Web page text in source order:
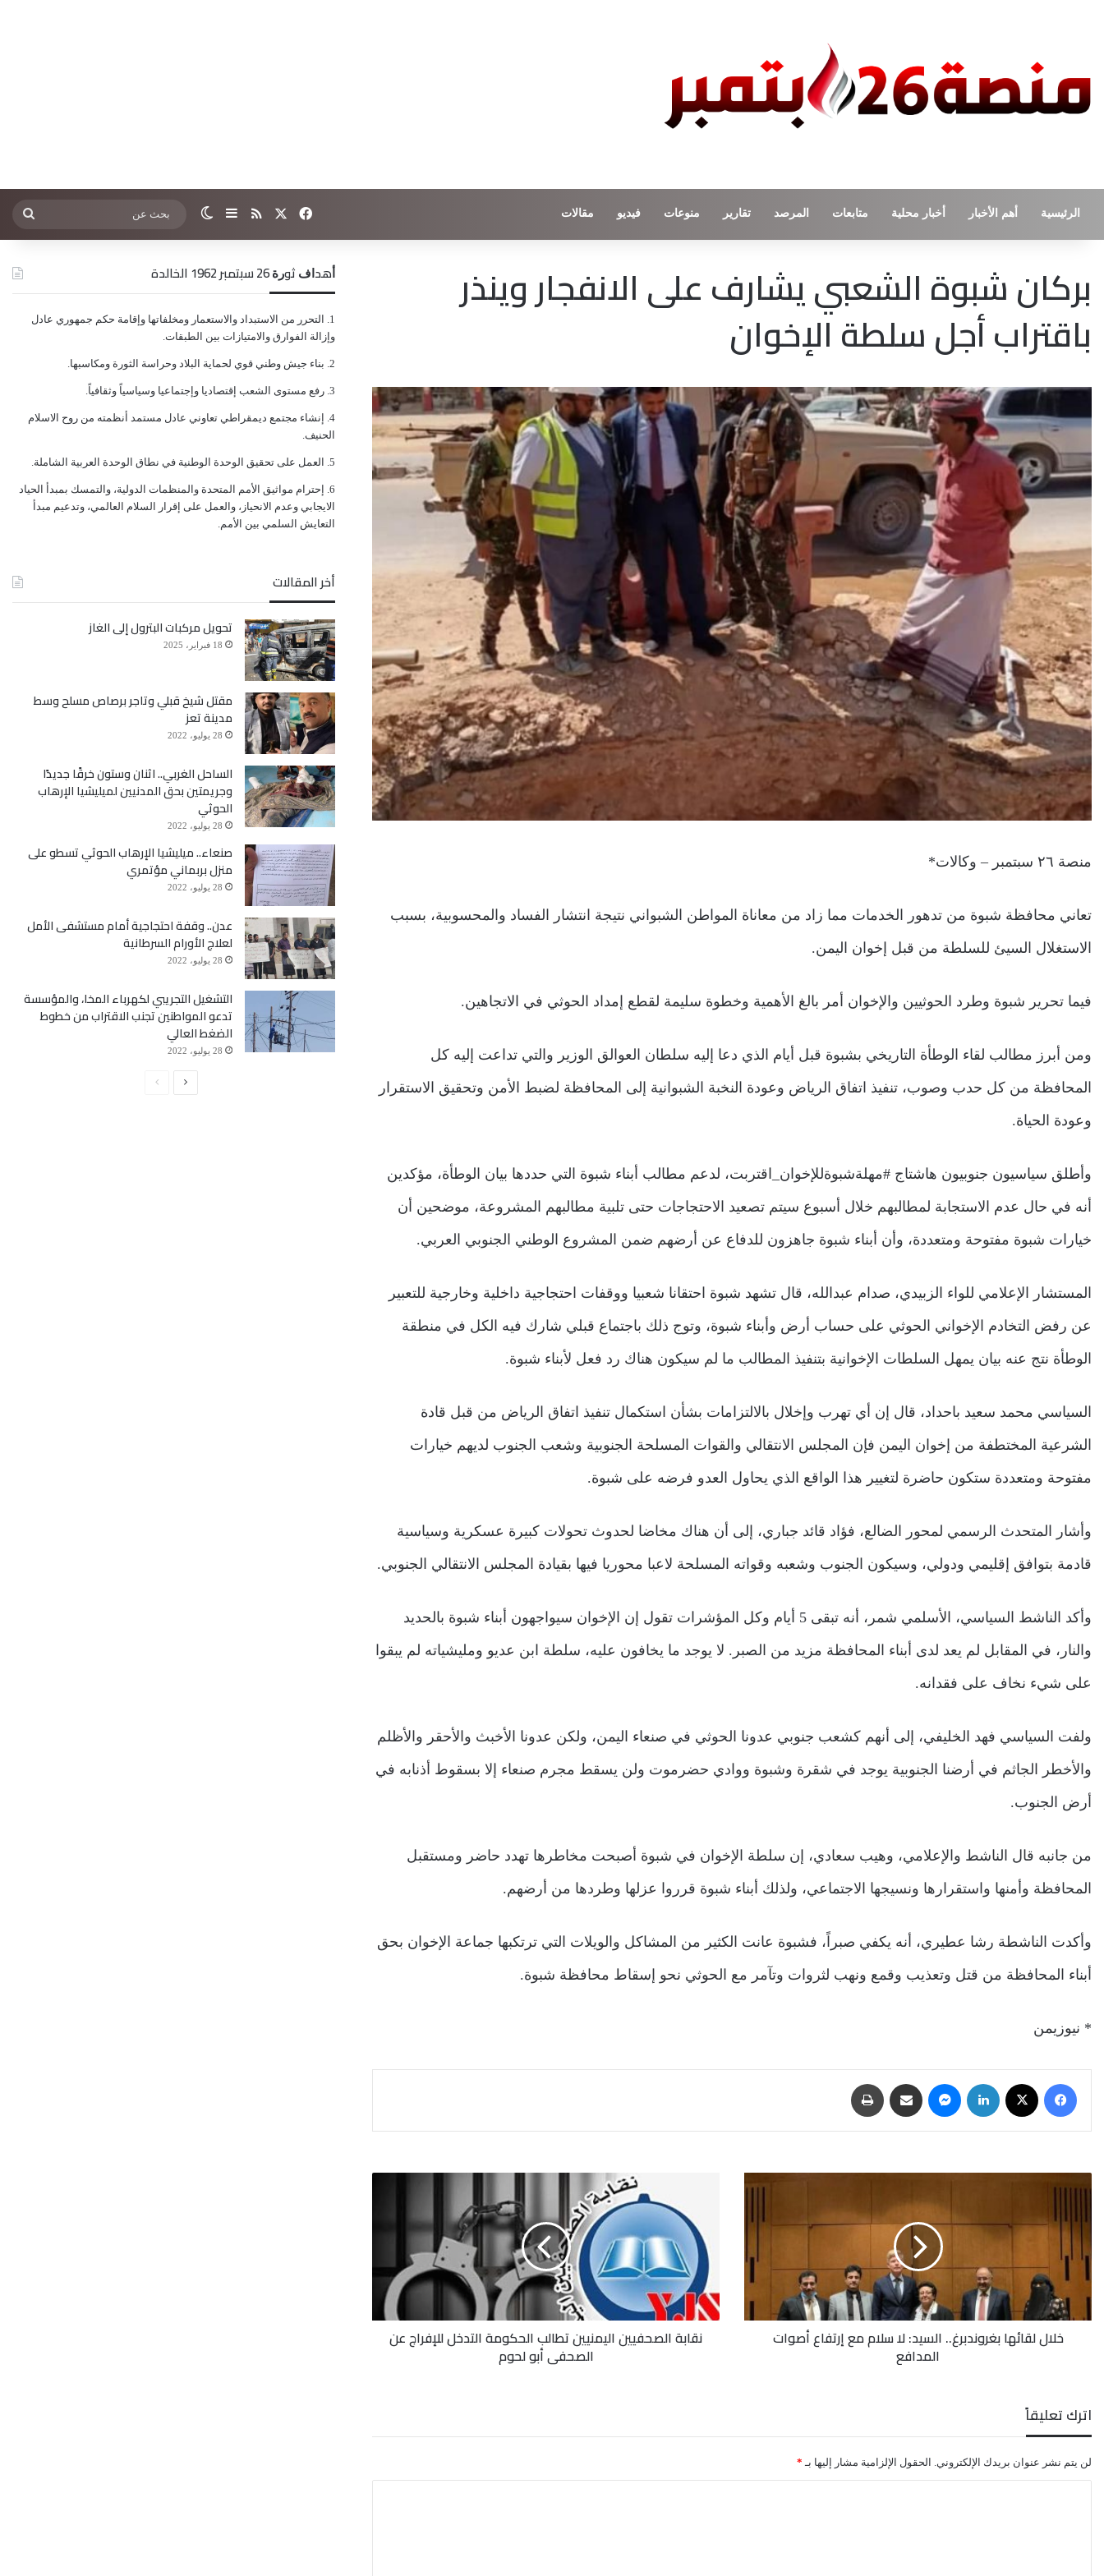
الرئيسية أهم الأخبار أخبار محلية متابعات المرصد تقارير منوعات فيديو مقالات فيسبوك ملخص الموقع RSS
إضافة عمود جانبي
الوضع المظلم بحث
عن
بركان شبوة الشعبي يشارف على الانفجار وينذر
باقتراب أجل سلطة الإخوان
منصة ٢٦ سبتمبر – وكالات*
تعاني محافظة شبوة من تدهور الخدمات مما زاد من معاناة المواطن الشبواني نتيجة انتشار الفساد والمحسوبية، بسبب
الاستغلال السيئ للسلطة من قبل إخوان اليمن.
فيما تحرير شبوة وطرد الحوثيين والإخوان أمر بالغ الأهمية وخطوة سليمة لقطع إمداد الحوثي في الاتجاهين.
ومن أبرز مطالب لقاء الوطأة التاريخي بشبوة قبل أيام الذي دعا إليه سلطان العوالق الوزير والتي تداعت إليه كل
المحافظة من كل حدب وصوب، تنفيذ اتفاق الرياض وعودة النخبة الشبوانية إلى المحافظة لضبط الأمن وتحقيق الاستقرار
وعودة الحياة.
وأطلق سياسيون جنوبيون هاشتاج #مهلةشبوةللإخوان_اقتربت، لدعم مطالب أبناء شبوة التي حددها بيان الوطأة، مؤكدين
أنه في حال عدم الاستجابة لمطالبهم خلال أسبوع سيتم تصعيد الاحتجاجات حتى تلبية مطالبهم المشروعة، موضحين أن
خيارات شبوة مفتوحة ومتعددة، وأن أبناء شبوة جاهزون للدفاع عن أرضهم ضمن المشروع الوطني الجنوبي العربي.
المستشار الإعلامي للواء الزبيدي، صدام عبدالله، قال تشهد شبوة احتقانا شعبيا ووقفات احتجاجية داخلية وخارجية للتعبير
عن رفض التخادم الإخواني الحوثي على حساب أرض وأبناء شبوة، وتوج ذلك باجتماع قبلي شارك فيه الكل في منطقة
الوطأة نتج عنه بيان يمهل السلطات الإخوانية بتنفيذ المطالب ما لم سيكون هناك رد فعل لأبناء شبوة.
السياسي محمد سعيد باحداد، قال إن ‏أي تهرب وإخلال بالالتزامات بشأن استكمال تنفيذ اتفاق الرياض من قبل قادة
الشرعية المختطفة من إخوان اليمن فإن المجلس الانتقالي والقوات المسلحة الجنوبية وشعب الجنوب لديهم خيارات
مفتوحة ومتعددة ستكون حاضرة لتغيير هذا الواقع الذي يحاول العدو فرضه على شبوة.
وأشار المتحدث الرسمي لمحور الضالع، فؤاد قائد جباري، إلى أن هناك مخاضا لحدوث تحولات كبيرة عسكرية وسياسية
قادمة بتوافق إقليمي ودولي، وسيكون الجنوب وشعبه وقواته المسلحة لاعبا محوريا فيها بقيادة المجلس الانتقالي الجنوبي.
وأكد الناشط السياسي، الأسلمي شمر، أنه تبقى 5 أيام وكل المؤشرات تقول إن الإخوان سيواجهون أبناء شبوة بالحديد
والنار، في المقابل لم يعد لدى أبناء المحافظة مزيد من الصبر. لا يوجد ما يخافون عليه، سلطة ابن عديو ومليشياته لم يبقوا
على شيء نخاف على فقدانه.
ولفت السياسي فهد الخليفي، إلى أنهم ‏كشعب جنوبي عدونا الحوثي في صنعاء اليمن، ولكن عدونا الأخبث والأحقر والأظلم
والأخطر الجاثم في أرضنا الجنوبية يوجد في شقرة وشبوة ووادي حضرموت ولن يسقط مجرم صنعاء إلا بسقوط أذنابه في
أرض الجنوب.
من جانبه قال الناشط والإعلامي، وهيب سعادي، إن سلطة الإخوان في شبوة أصبحت مخاطرها تهدد حاضر ومستقبل
المحافظة وأمنها واستقرارها ونسيجها الاجتماعي، ولذلك أبناء شبوة قرروا عزلها وطردها من أرضهم.
وأكدت الناشطة رشا عطيري، أنه يكفي صبراً، فشبوة عانت الكثير من المشاكل والويلات التي ترتكبها جماعة الإخوان بحق
أبناء المحافظة من قتل وتعذيب وقمع ونهب لثروات وتآمر مع الحوثي نحو إسقاط محافظة شبوة.
* نيوزيمن
فيسبوك لينكدإن ماسنجر مشاركة عبر البريد
السيد:
لا
مع
إرتفاع
أصوات
المدافعخلال لقائها بغروندبرغ.. السيد: لا سلام مع إرتفاع أصوات
المدافع
اليمنيين
تطالب
الحكومة
التدخل
للإفراج
عن
الصحفي
نقابة الصحفيين اليمنيين تطالب الحكومة التدخل للإفراج عن
الصحفي أبو لحوم
اترك تعليقاً
لن يتم نشر عنوان بريدك الإلكتروني. الحقول الإلزامية مشار إليها بـ *
ﺃﻫﺪﺍﻑ ﺛﻮﺭﺓ 26 ﺳﺒﺘﻤﺒﺮ 1962 الخالدة
ﺍﻟﺘﺤﺮﺭ ﻣﻦ ﺍﻻﺳﺘﺒﺪﺍﺩ ﻭﺍﻻﺳﺘﻌﻤﺎﺭ ﻭﻣﺨﻠﻔﺎﺗﻬﺎ ﻭﺇﻗﺎﻣﺔ ﺣﻜﻢ ﺟﻤﻬﻮﺭﻱ ﻋﺎﺩﻝ
ﻭﺇﺯﺍﻟﺔ ﺍﻟﻔﻮﺍﺭﻕ ﻭﺍﻻﻣﺘﻴﺎﺯﺍﺕ ﺑﻴﻦ ﺍﻟﻄﺒﻘﺎﺕ.
ﺑﻨﺎﺀ ﺟﻴﺶ ﻭﻃﻨﻲ ﻗﻮﻱ ﻟﺤﻤﺎﻳﺔ ﺍﻟﺒﻼﺩ ﻭﺣﺮﺍﺳﺔ ﺍﻟﺜﻮﺭﺓ ﻭﻣﻜﺎﺳﺒﻬﺎ.
ﺭﻓﻊ ﻣﺴﺘﻮﻯ ﺍﻟﺸﻌﺐ ﺇﻗﺘﺼﺎﺩﻳﺎ ﻭﺇﺟﺘﻤﺎﻋﻴﺎ ﻭﺳﻴﺎﺳﻴﺎً ﻭﺛﻘﺎﻓﻴﺎً.
ﺇﻧﺸﺎﺀ ﻣﺠﺘﻤﻊ ﺩﻳﻤﻘﺮﺍﻃﻲ ﺗﻌﺎﻭﻧﻲ ﻋﺎﺩﻝ ﻣﺴﺘﻤﺪ ﺃﻧﻈﻤﺘﻪ ﻣﻦ ﺭﻭﺡ ﺍﻻﺳﻼﻡ
ﺍﻟﺤﻨﻴﻒ.
ﺍﻟﻌﻤﻞ ﻋﻠﻰ ﺗﺤﻘﻴﻖ ﺍﻟﻮﺣﺪﺓ ﺍﻟﻮﻃﻨﻴﺔ ﻓﻲ ﻧﻄﺎﻕ ﺍﻟﻮﺣﺪﺓ ﺍﻟﻌﺮﺑﻴﺔ ﺍﻟﺸﺎﻣﻠﺔ.
ﺇﺣﺘﺮﺍﻡ ﻣﻮﺍﺛﻴﻖ الأﻣﻢ ﺍﻟﻤﺘﺤﺪﺓ ﻭﺍﻟﻤﻨﻈﻤﺎﺕ ﺍﻟﺪﻭﻟﻴﺔ، ﻭﺍﻟﺘﻤﺴﻚ ﺑﻤﺒﺪﺃ ﺍﻟﺤﻴﺎﺩ
ﺍﻻﻳﺠﺎﺑﻲ ﻭﻋﺪﻡ ﺍﻻﻧﺤﻴﺎﺯ، ﻭﺍﻟﻌﻤﻞ ﻋﻠﻰ ﺇﻗﺮﺍﺭ ﺍﻟﺴﻼﻡ ﺍﻟﻌﺎﻟﻤﻲ، ﻭﺗﺪﻋﻴﻢ ﻣﺒﺪﺃ
ﺍﻟﺘﻌﺎﻳﺶ ﺍﻟﺴﻠﻤﻲ ﺑﻴﻦ ﺍﻷﻣﻢ.
أخر المقالات
تحويل مركبات البترول إلى الغاز
18 فبراير، 2025
مقتل شيخ قبلي وتاجر برصاص مسلح وسط
مدينة تعز
28 يوليو، 2022
الساحل الغربي.. اثنان وستون خرقًا جديدًا
وجريمتين بحق المدنيين لميليشيا الإرهاب
الحوثي
28 يوليو، 2022
صنعاء.. ميليشيا الإرهاب الحوثي تسطو على
منزل بربماني مؤتمري
28 يوليو، 2022
عدن.. وقفة احتجاجية أمام مستشفى الأمل
لعلاج الأورام السرطانية
28 يوليو، 2022
التشغيل التجريبي لكهرباء المخا، والمؤسسة
تدعو المواطنين تجنب الاقتراب من خطوط
الضغط العالي
28 يوليو، 2022
الصفحة
الصفحة